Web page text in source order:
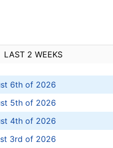
LAST 2 WEEKS
6th of 2026
5th of 2026
4th of 2026
3rd of 2026